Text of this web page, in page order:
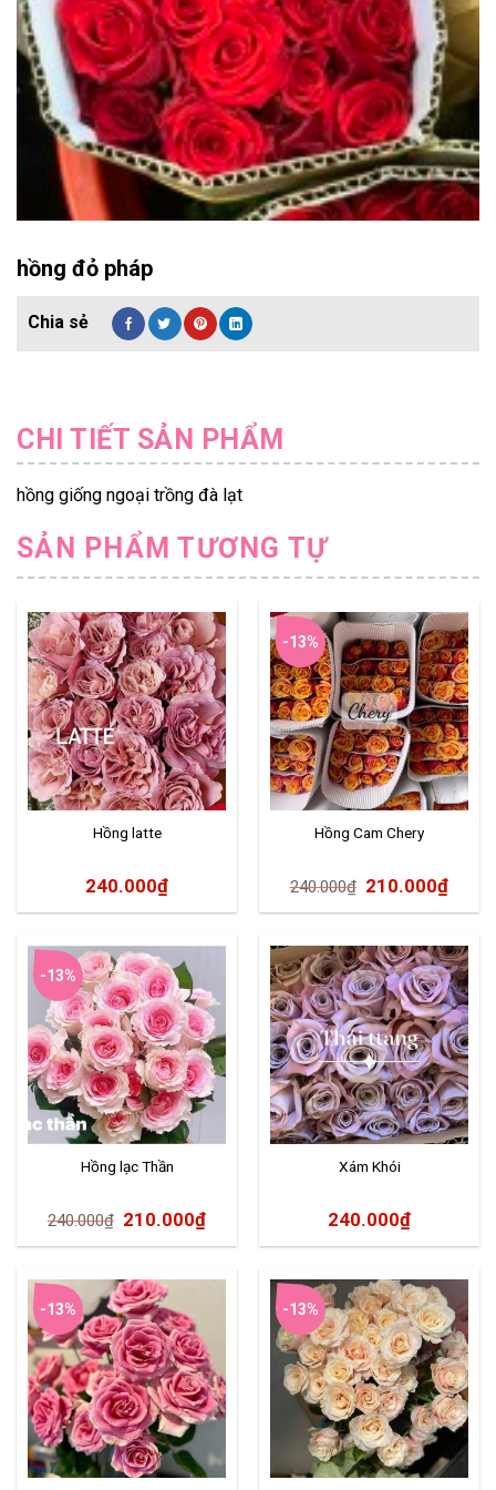
hồng đỏ pháp
CHI TIẾT SẢN PHẨM
hồng giống ngoại trồng đà lạt
SẢN PHẨM TƯƠNG TỰ
Hồng latte
240.000₫
-13%
Hồng Cam Chery
240.000₫ 210.000₫
-13%
Hồng lạc Thần
240.000₫ 210.000₫
Xám Khói
240.000₫
-13% -13%